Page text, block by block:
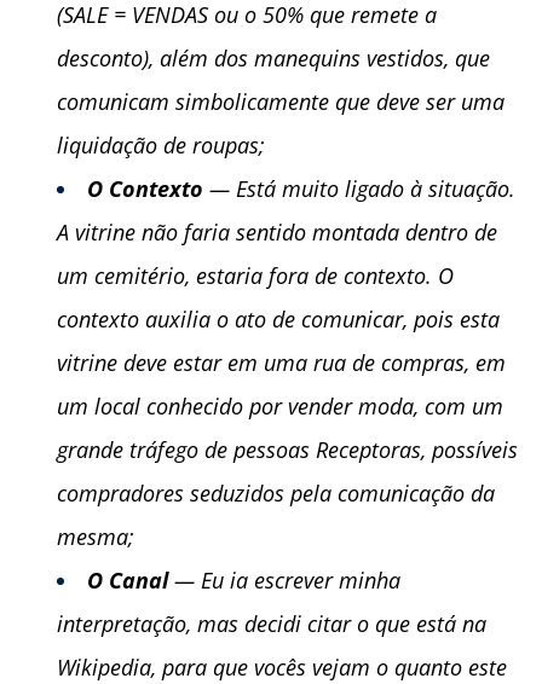
(SALE = VENDAS ou o 50% que remete a
desconto), além dos manequins vestidos, que
comunicam simbolicamente que deve ser uma
liquidação de roupas;
O Contexto — Está muito ligado à situação.
A vitrine não faria sentido montada dentro de
um cemitério, estaria fora de contexto. O
contexto auxilia o ato de comunicar, pois esta
vitrine deve estar em uma rua de compras, em
um local conhecido por vender moda, com um
grande tráfego de pessoas Receptoras, possíveis
compradores seduzidos pela comunicação da
mesma;
O Canal— Eu ia escrever minha
interpretação, mas decidi citar o que está na
Wikipedia, para que vocês vejam o quanto este